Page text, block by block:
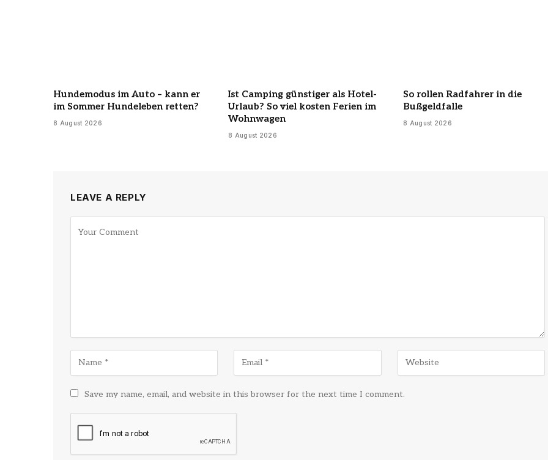
Hundemodus im Auto – kann er
im Sommer Hundeleben retten?
8 August 2026
Ist Camping günstiger als Hotel-
Urlaub? So viel kosten Ferien im
Wohnwagen
8 August 2026
So rollen Radfahrer in die
Bußgeldfalle
8 August 2026
LEAVE A REPLY
Save my name, email, and website in this browser for the next time I comment.